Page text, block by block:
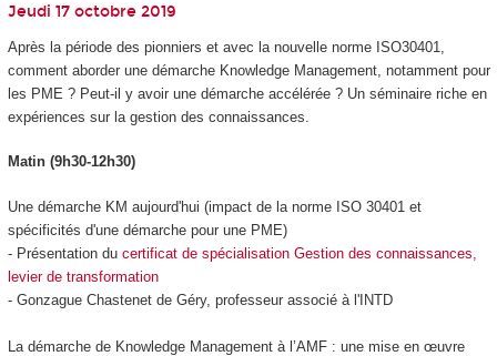
Jeudi 17 octobre 2019
Après la période des pionniers et avec la nouvelle norme ISO30401,
comment aborder une démarche Knowledge Management, notamment pour
les PME ? Peut-il y avoir une démarche accélérée ? Un séminaire riche en
expériences sur la gestion des connaissances.
Matin (9h30-12h30)
Une démarche KM aujourd'hui (impact de la norme ISO 30401 et
spécificités d'une démarche pour une PME)
- Présentation du certificat de spécialisation Gestion des connaissances,
levier de transformation
- Gonzague Chastenet de Géry, professeur associé à l'INTD
La démarche de Knowledge Management à l’AMF : une mise en œuvre